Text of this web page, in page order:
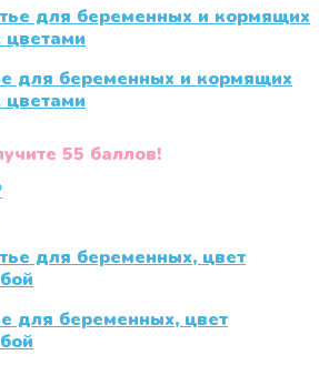
имеет
несколько
Опции
можно
на
для беременных и кормящих
цветами
55 баллов!
Текущая
для беременных, цвет